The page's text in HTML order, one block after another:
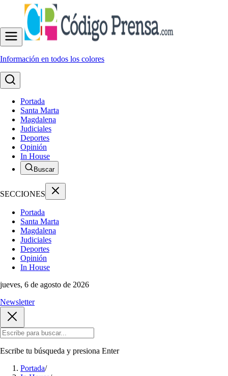
Información en todos los colores
Portada
Santa Marta
Magdalena
Judiciales
Deportes
Opinión
In House
Buscar
SECCIONES
Portada
Santa Marta
Magdalena
Judiciales
Deportes
Opinión
In House
jueves, 6 de agosto de 2026
Newsletter
Escribe tu búsqueda y presiona Enter
Portada/